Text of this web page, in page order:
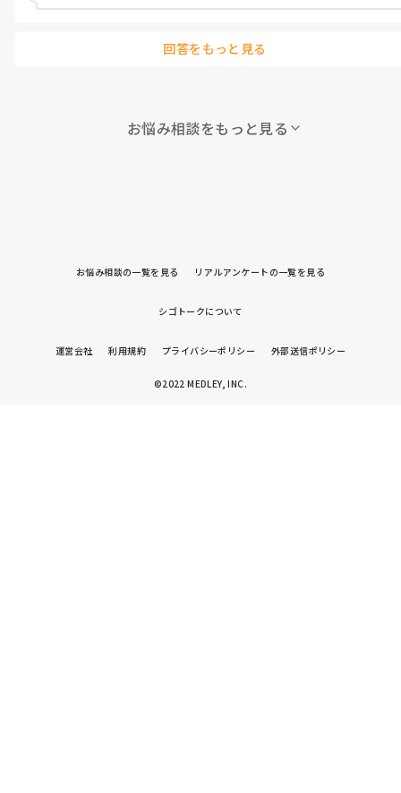
回答をもっと見る
お悩み相談をもっと見る
お悩み相談の一覧を見る リアルアンケートの一覧を見る
シゴトークについて
運営会社 利用規約 プライバシーポリシー 外部送信ポリシー
©2022 MEDLEY, INC.